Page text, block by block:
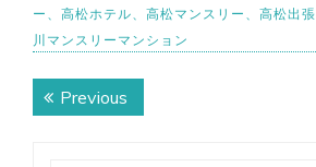
ー、高松ホテル、高松マンスリー、高松出張
川マンスリーマンション
投Previous
Previous